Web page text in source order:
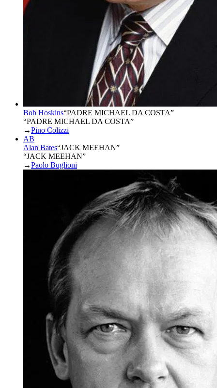
Bob Hoskins“PADRE MICHAEL DA COSTA”
“PADRE MICHAEL DA COSTA”
→Pino Colizzi
AB
Alan Bates“JACK MEEHAN”
“JACK MEEHAN”
→Paolo Buglioni